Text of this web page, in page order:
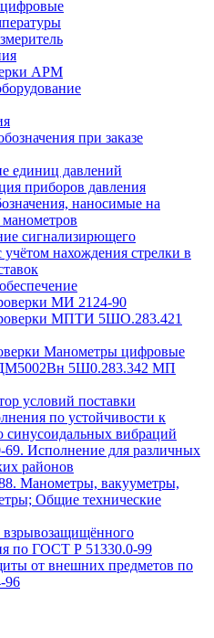
АРМ
при заказе
единиц давлений
приборов давления
наносимые на
сигнализирющего
учётом нахождения стрелки в
МИ 2124-90
МПТИ 5ШО.283.421
Манометры цифровые
5Ш0.283.342 МП
условий поставки
по устойчивости к
синусоидальных вибраций
Исполнение для различных
районов
Манометры, вакууметры,
Общие технические
по ГОСТ Р 51330.0-99
от внешних предметов по
96